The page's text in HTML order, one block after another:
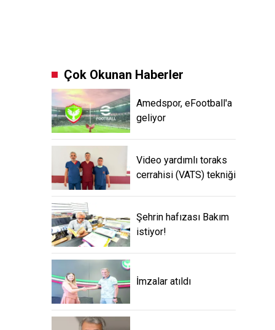
Çok Okunan Haberler
Amedspor, eFootball'a
geliyor
Video yardımlı toraks
cerrahisi (VATS) tekniği
Şehrin hafızası Bakım
istiyor!
İmzalar atıldı